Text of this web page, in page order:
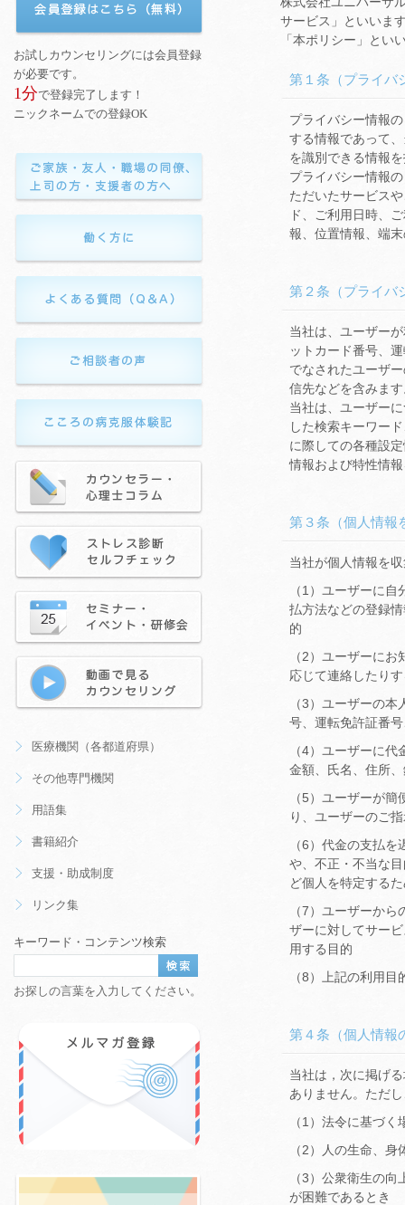
医療機関（各都道府県）
その他専門機関
用語集
書籍紹介
支援・助成制度
リンク集
キーワード・コンテンツ検索
お探しの言葉を入力してください。
サービス」といいま
「本ポリシー」とい
第１条（プライバ
プライバシー情報
する情報であって
を識別できる情報
プライバシー情報
ただいたサービス
ド、ご利用日時、
報、位置情報、端
第２条（プライバ
当社は、ユーザー
ットカード番号、
でなされたユーザ
信先などを含みま
当社は、ユーザー
した検索キーワー
に際しての各種設
情報および特性情
第３条（個人情報
当社が個人情報を
（1）ユーザーに
払方法などの登録
的
（2）ユーザーに
応じて連絡したり
（3）ユーザーの
号、運転免許証番
（4）ユーザーに
金額、氏名、住所
（5）ユーザーが
り、ユーザーのご
（6）代金の支払
や、不正・不当な
ど個人を特定する
（7）ユーザーか
ザーに対してサー
用する目的
（8）上記の利用
第４条（個人情報
当社は，次に掲げ
ありません。ただ
（1）法令に基づく
（2）人の生命、
（3）公衆衛生の
が困難であるとき